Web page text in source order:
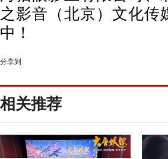
之影音（北京）文化传
中！
分享到
相关推荐